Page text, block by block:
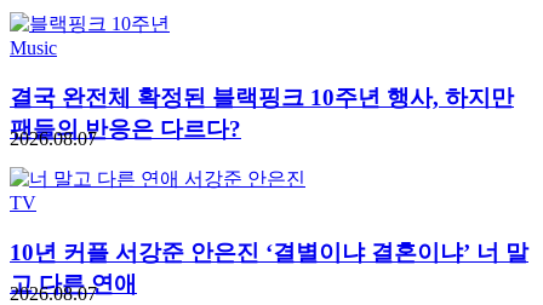
Music
결국 완전체 확정된 블랙핑크 10주년 행사, 하지만
팬들의 반응은 다르다?
2026.08.07
TV
10년 커플 서강준 안은진 ‘결별이냐 결혼이냐’ 너 말
고 다른 연애
2026.08.07